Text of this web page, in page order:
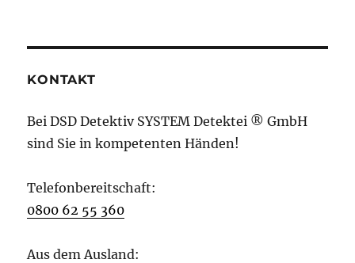
KONTAKT
Bei DSD Detektiv SYSTEM Detektei ® GmbH
sind Sie in kompetenten Händen!
Telefonbereitschaft:
0800 62 55 360
Aus dem Ausland: